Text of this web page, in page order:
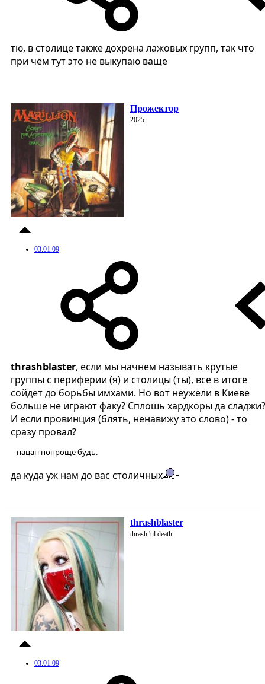
тю, в столице также дохрена лажовых групп, так что
при чём тут это не выкупаю ваще
Прожектор
2025
03.01.09
thrashblaster, если мы начнем называть крутые
группы с периферии (я) и столицы (ты), все в итоге
сойдет до борьбы имхами. Но вот неужели в Киеве
больше не играют факу? Сплошь хардкоры да сладжи?
И если провинция (блять, ненавижу это слово) - то
сразу провал?
пацан попроще будь.
да куда уж нам до вас столичных
thrashblaster
thrash 'til death
03.01.09